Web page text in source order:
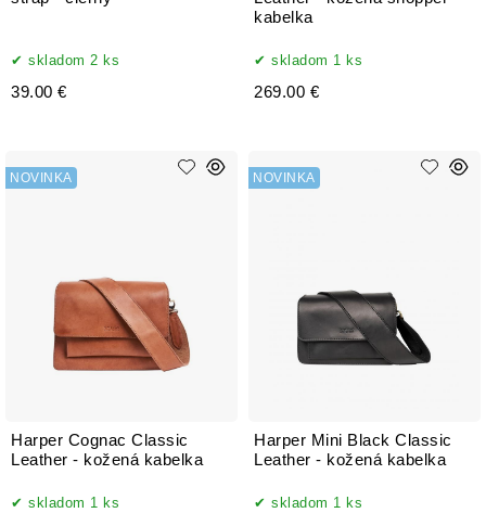
skladom 2 ks
39.00 €
kabelka
skladom 1 ks
269.00 €
Harper Cognac Classic
Leather - kožená kabelka
NOVINKA
skladom 1 ks
Harper Mini Black Classic
Leather - kožená kabelka
NOVINKA
skladom 1 ks